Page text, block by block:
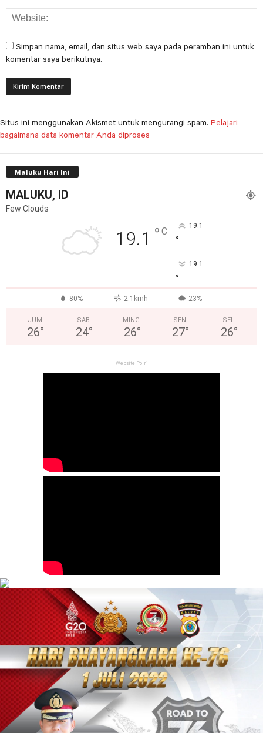
Simpan nama, email, dan situs web saya pada peramban ini untuk
komentar saya berikutnya.
Situs ini menggunakan Akismet untuk mengurangi spam. Pelajari
bagaimana data komentar Anda diproses
Maluku Hari Ini
MALUKU, ID
Few Clouds
19.1 ° C 19.1
°
19.1
°
80% 2.1kmh 23%
JUM
26°
SAB
24°
MING
26°
SEN
27°
SEL
26°
Website Polri